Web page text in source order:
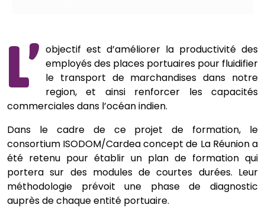
L’ objectif est d’améliorer la productivité des
employés des places portuaires pour fluidifier
le transport de marchandises dans notre
region, et ainsi renforcer les capacités
commerciales dans l’océan indien.
Dans le cadre de ce projet de formation, le
consortium ISODOM/Cardea concept de La Réunion a
été retenu pour établir un plan de formation qui
portera sur des modules de courtes durées. Leur
méthodologie prévoit une phase de diagnostic
auprès de chaque entité portuaire.